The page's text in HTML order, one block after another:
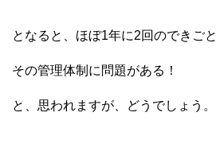
となると、ほぼ1年に2回のできご
その管理体制に問題がある！
と、思われますが、どうでしょう。